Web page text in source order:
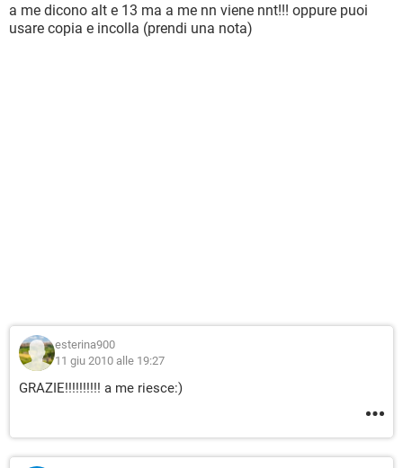
a me dicono alt e 13 ma a me nn viene nnt!!! oppure puoi
usare copia e incolla (prendi una nota)
esterina900
11 giu 2010 alle 19:27
GRAZIE!!!!!!!!!! a me riesce:)